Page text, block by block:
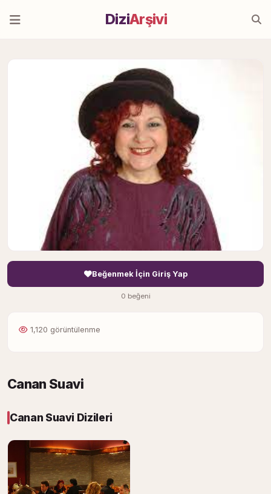
DiziArşivi
Beğenmek İçin Giriş Yap
0 beğeni
1,120 görüntülenme
Canan Suavi
Canan Suavi Dizileri